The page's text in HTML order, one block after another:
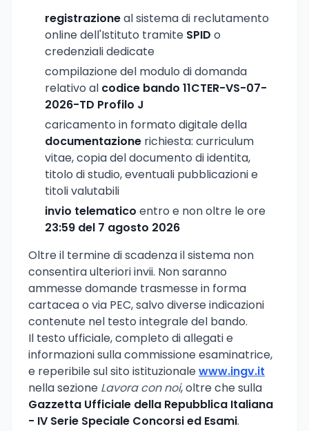
registrazioneal sistema di reclutamento
online dell'Istituto tramite SPID o
credenziali dedicate
compilazione del modulo di domanda
relativo al codice bando 11CTER-VS-07-
2026-TD Profilo J
caricamento in formato digitale della
documentazione richiesta: curriculum
vitae, copia del documento di identita,
titolo di studio, eventuali pubblicazioni e
titoli valutabili
invio telematico entro e non oltre le ore
23:59 del 7 agosto 2026
Oltre il termine di scadenza il sistema non
consentira ulteriori invii. Non saranno
ammesse domande trasmesse in forma
cartacea o via PEC, salvo diverse indicazioni
contenute nel testo integrale del bando.
Il testo ufficiale, completo di allegati e
informazioni sulla commissione esaminatrice,
e reperibile sul sito istituzionalewww.ingv.it
nella sezione Lavora con noi, oltre che sulla
Gazzetta Ufficiale della Repubblica Italiana
- IV Serie Speciale Concorsi ed Esami.